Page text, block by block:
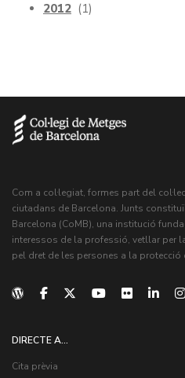
2012 (1)
Com a col·legiat, formes part del
ciutadans de Barcelona. Junts
Barcelona (CoMB), una institució
interessos de la professió, vetllar per
pel dret de les persones a la protecció
DIRECTE A...
Cita prèvia